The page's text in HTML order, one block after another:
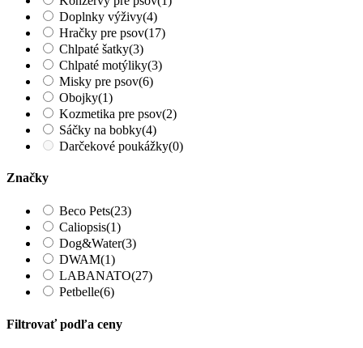
Doplnky výživy(4)
Hračky pre psov(17)
Chlpaté šatky(3)
Chlpaté motýliky(3)
Misky pre psov(6)
Obojky(1)
Kozmetika pre psov(2)
Sáčky na bobky(4)
Darčekové poukážky(0)
Značky
Beco Pets(23)
Caliopsis(1)
Dog&Water(3)
DWAM(1)
LABANATO(27)
Petbelle(6)
Filtrovať podľa ceny